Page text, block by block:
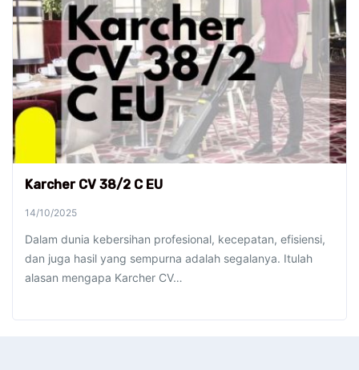
Karcher CV 38/2 C EU
14/10/2025
Dalam dunia kebersihan profesional, kecepatan, efisiensi,
dan juga hasil yang sempurna adalah segalanya. Itulah
alasan mengapa Karcher CV…